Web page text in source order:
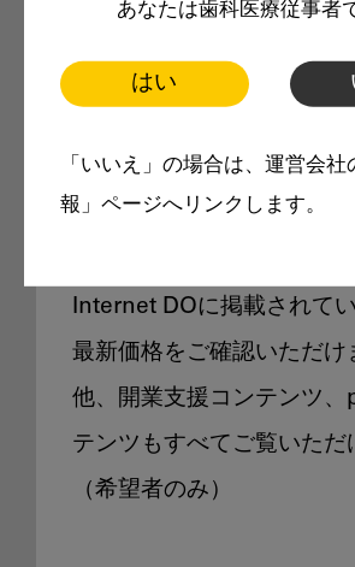
あなたは歯科医療従事者
はい
「いいえ」の場合は、運営会社
報」ページへリンクします。
製品価格も閲覧
Internet DOに掲載されて
最新価格をご確認いただけ
他、開業支援コンテンツ、
テンツもすべてご覧いただ
（希望者のみ）